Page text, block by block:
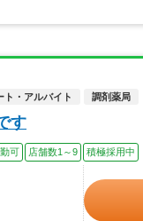
ト・アルバイト 調剤薬局
す
可 店舗数1～9 積極採用中